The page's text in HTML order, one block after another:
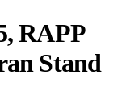
RAPP
Stand